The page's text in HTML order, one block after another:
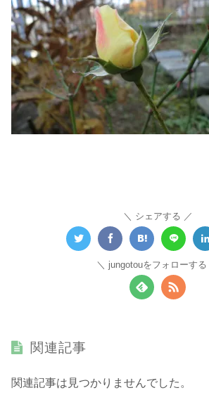
シェアする
jungotouをフォローする
関連記事
関連記事は見つかりませんでした。